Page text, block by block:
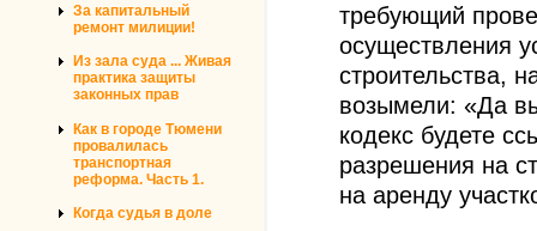
За капитальный
ремонт милиции!
Из зала суда ... Живая
практика защиты
законных прав
Как в городе Тюмени
провалилась
транспортная
реформа. Часть 1.
Когда судья в доле
требующий
осуществления
строительства,
возымели: «Да
кодекс будете
разрешения на
на аренду